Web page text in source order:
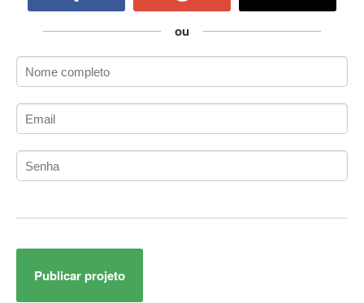
Ada
Adianti Framework
ADK
Administração
Administração de Artistas e Repertórios
Administração de Redes
Administração PostgreSQL
ADO.NET Entity Framework
ou
Publicar projeto